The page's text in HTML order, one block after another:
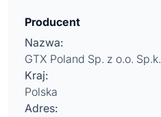
Producent
Nazwa:
GTX Poland Sp. z o.o. Sp.k.
Kraj:
Polska
Adres: